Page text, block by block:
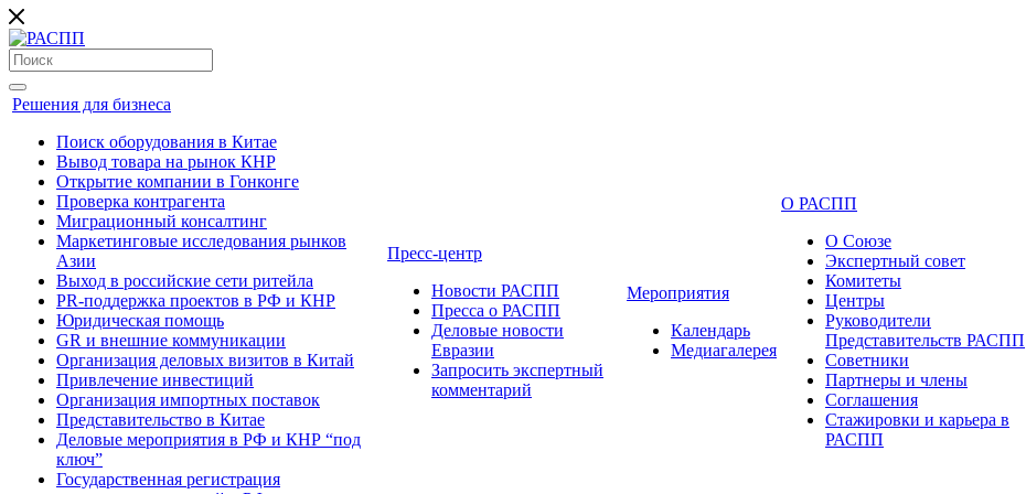
Решения для бизнеса
Поиск оборудования в Китае
Вывод товара на рынок КНР
Открытие компании в Гонконге
Проверка контрагента
Миграционный консалтинг
Маркетинговые исследования рынков
Азии
Выход в российские сети ритейла
PR-поддержка проектов в РФ и КНР
Юридическая помощь
GR и внешние коммуникации
Организация деловых визитов в Китай
Привлечение инвестиций
Организация импортных поставок
Представительство в Китае
Деловые мероприятия в РФ и КНР “под
ключ”
Государственная регистрация
Пресс-центр
Новости РАСПП
Пресса о РАСПП
Деловые новости
Евразии
Запросить экспертный
комментарий
Мероприятия
Календарь
Медиагалерея
О РАСПП
О Союзе
Экспертный совет
Комитеты
Центры
Руководители
Представительств РАСПП
Советники
Партнеры и члены
Соглашения
Стажировки и карьера в
РАСПП